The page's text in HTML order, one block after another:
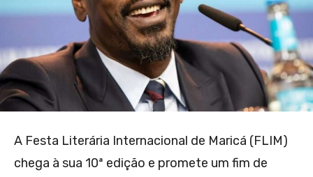
A Festa Literária Internacional de Maricá (FLIM)
chega à sua 10ª edição e promete um fim de